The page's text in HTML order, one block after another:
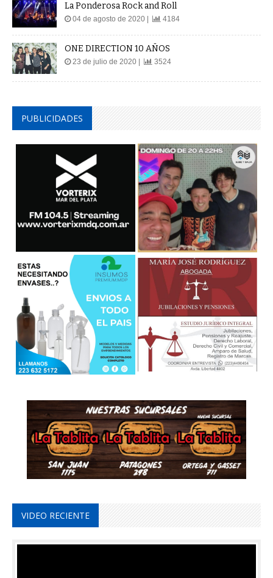
La Ponderosa Rock and Roll
04 de agosto de 2020 | 4184
ONE DIRECTION 10 AÑOS
23 de julio de 2020 | 3524
PUBLICIDADES
VIDEO RECIENTE